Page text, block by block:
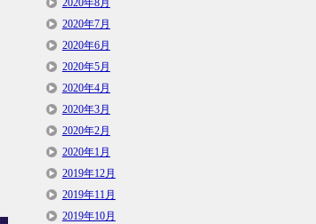
2020年8月
2020年7月
2020年6月
2020年5月
2020年4月
2020年3月
2020年2月
2020年1月
2019年12月
2019年11月
2019年10月